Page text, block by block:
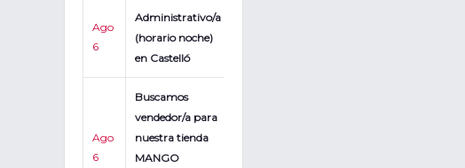
Ago
6
Administrativo/a
(horario noche)
en Castelló
Ago
6
Buscamos
vendedor/a para
nuestra tienda
MANGO